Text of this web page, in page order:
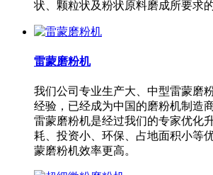
状、颗粒状及粉状原料磨成所要求
雷蒙磨粉机
我们公司专业生产大、中型雷蒙磨
经验，已经成为中国的磨粉机制造
雷蒙磨粉机是经过我们的专家优化
耗、投资小、环保、占地面积小等
蒙磨粉机效率更高。